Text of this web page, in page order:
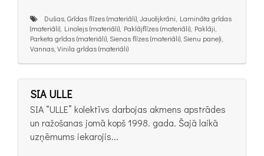
Dušas, Grīdas flīzes (materiāli), Jaucējkrāni, Lamināta grīdas
(materiāli), Linolejs (materiāli), Paklājflīzes (materiāli), Paklāji,
Parketa grīdas (materiāli), Sienas flīzes (materiāli), Sienu paneļi,
Vannas, Vinila grīdas (materiāli)
SIA ULLE
SIA “ULLE” kolektīvs darbojas akmens apstrādes
un ražošanas jomā kopš 1998. gada. Šajā laikā
uzņēmums iekarojis...